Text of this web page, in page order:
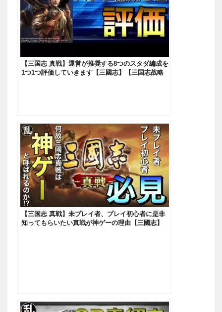
【三国志 真戦】運営が推奨する8つのスタダ編成を
1つ1つ評価していきます【三國志】【三国志战略
【三国志 真戦】未プレイ者、プレイ初心者に是非
知ってもらいたい真戦が神ゲーの理由【三國志】